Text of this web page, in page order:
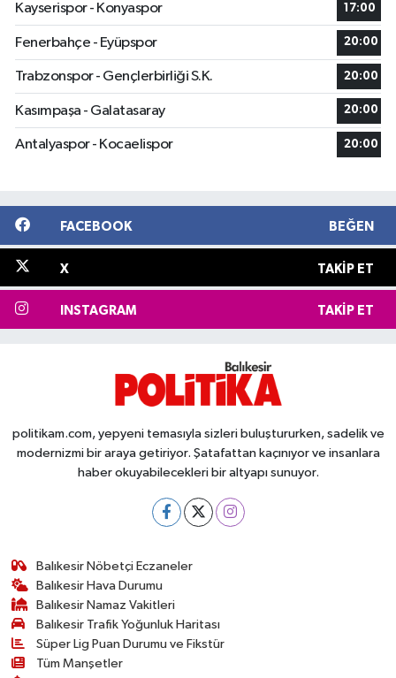
Kayserispor - Konyaspor
17:00
Fenerbahçe - Eyüpspor 20:00
Trabzonspor - Gençlerbirliği S.K. 20:00
Kasımpaşa - Galatasaray 20:00
Antalyaspor - Kocaelispor 20:00
FACEBOOK BEĞEN
X TAKIP ET
INSTAGRAM TAKIP ET
politikam.com, yepyeni temasıyla sizleri buluştururken, sadelik ve
modernizmi bir araya getiriyor. Şatafattan kaçınıyor ve insanlara
haber okuyabilecekleri bir altyapı sunuyor.
Balıkesir Nöbetçi Eczaneler
Balıkesir Hava Durumu
Balıkesir Namaz Vakitleri
Balıkesir Trafik Yoğunluk Haritası
Süper Lig Puan Durumu ve Fikstür
Tüm Manşetler